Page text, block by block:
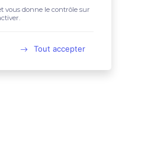
vous donne le contrôle sur
Tout accepter